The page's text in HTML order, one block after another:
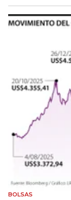
BOLSAS